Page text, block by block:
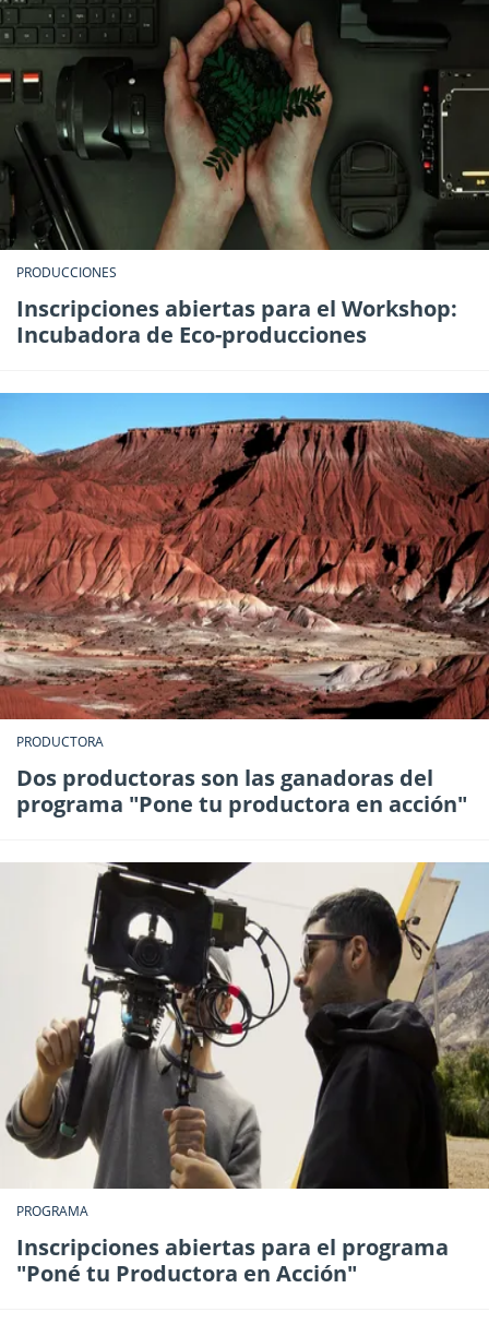
PRODUCCIONES
Inscripciones abiertas para el Workshop:
Incubadora de Eco-producciones
PRODUCTORA
Dos productoras son las ganadoras del
programa "Pone tu productora en acción"
PROGRAMA
Inscripciones abiertas para el programa
"Poné tu Productora en Acción"